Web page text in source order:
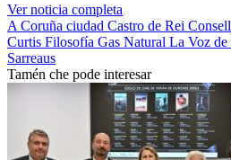
Ver noticia completa
A Coruña ciudad Castro de Rei
Curtis Filosofía Gas Natural La Voz de
Sarreaus
Tamén che pode interesar